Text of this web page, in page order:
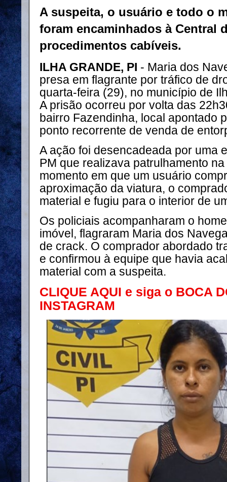
A suspeita, o usuário e todo o
foram encaminhados à Central
procedimentos cabíveis.
ILHA GRANDE, PI - Maria dos
presa em flagrante por tráfico de
quarta-feira (29), no município de
A prisão ocorreu por volta das
bairro Fazendinha, local apontado
ponto recorrente de venda de
A ação foi desencadeada por uma
PM que realizava patrulhamento
momento em que um usuário
aproximação da viatura, o
material e fugiu para o interior de
Os policiais acompanharam o
imóvel, flagraram Maria dos
de crack. O comprador abordado
e confirmou à equipe que havia
material com a suspeita.
CLIQUE AQUI e siga o BOCA
INSTAGRAM